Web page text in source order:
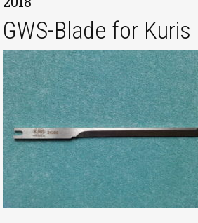
GWS-Blade for